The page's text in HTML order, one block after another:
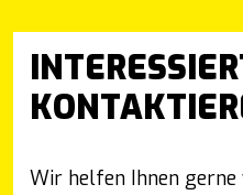
Wir helfen Ihnen gerne